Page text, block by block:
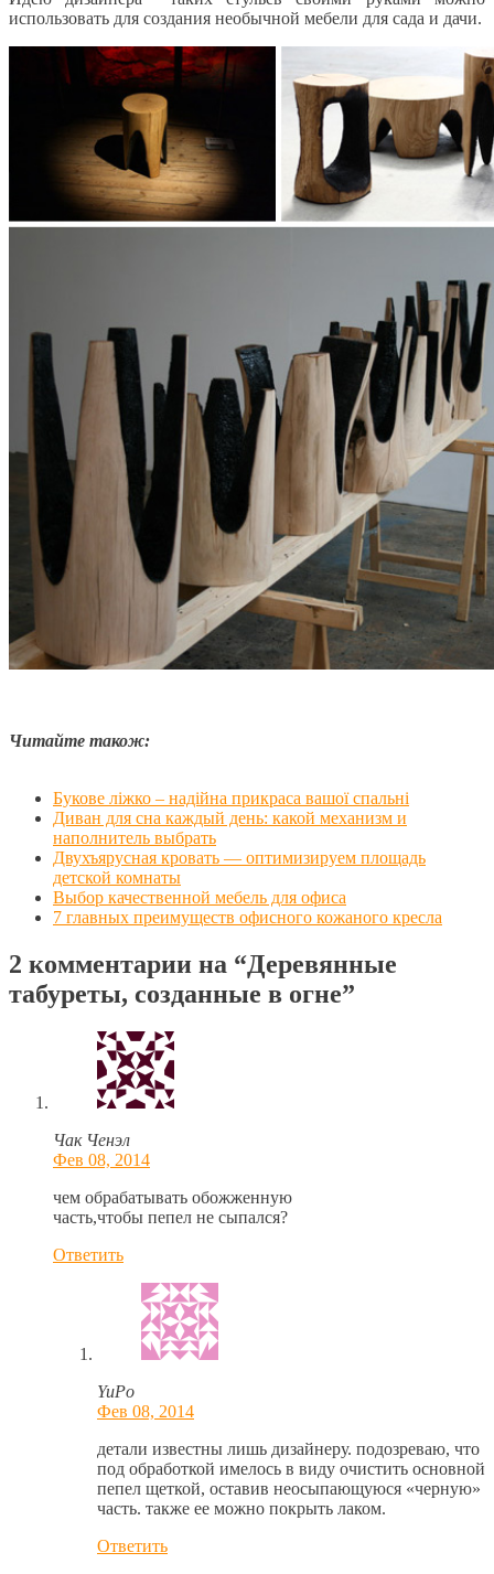
использовать для создания необычной мебели для сада и дачи.
Читайте також:
Букове ліжко – надійна прикраса вашої спальні
Диван для сна каждый день: какой механизм и
наполнитель выбрать
Двухъярусная кровать — оптимизируем площадь
детской комнаты
Выбор качественной мебель для офиса
7 главных преимуществ офисного кожаного кресла
2 комментарии на “Деревянные
табуреты, созданные в огне”
Чак Ченэл
Фев 08, 2014
чем обрабатывать обожженную
часть,чтобы пепел не сыпался?
Ответить
YuPo
Фев 08, 2014
детали известны лишь дизайнеру. подозреваю, что
под обработкой имелось в виду очистить основной
пепел щеткой, оставив неосыпающуюся «черную»
часть. также ее можно покрыть лаком.
Ответить